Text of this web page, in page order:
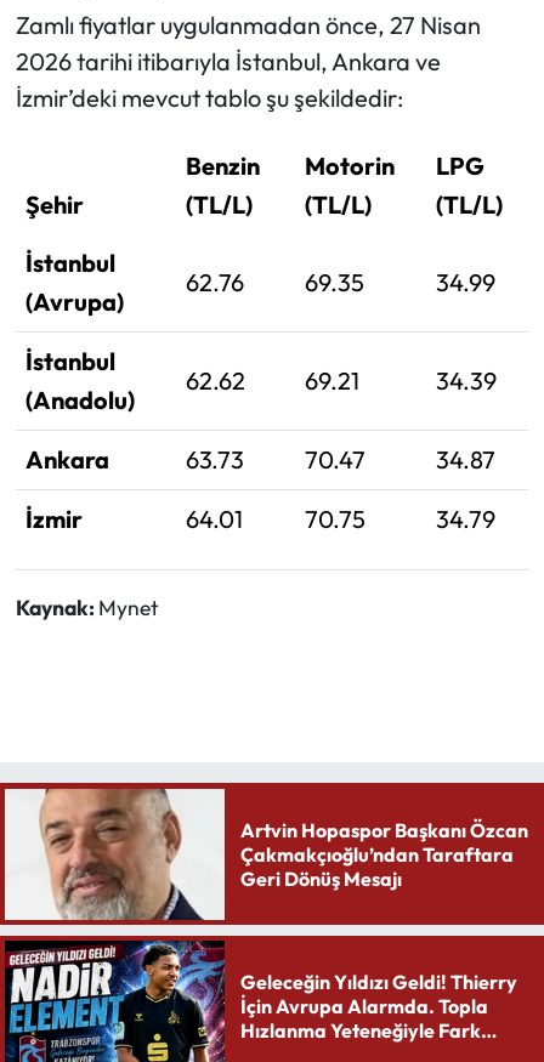
Zamlı fiyatlar uygulanmadan önce, 27 Nisan
2026 tarihi itibarıyla İstanbul, Ankara ve
İzmir’deki mevcut tablo şu şekildedir:
Şehir
Benzin
(TL/L)
Motorin
(TL/L)
LPG
(TL/L)
İstanbul
(Avrupa)
62.76 69.35 34.99
İstanbul
(Anadolu)
62.62 69.21 34.39
Ankara 63.73 70.47
34.87
İzmir
64.01 70.75 34.79
Kaynak: Mynet
Artvin Hopaspor Başkanı Özcan
Çakmakçıoğlu’ndan Taraftara
Geri Dönüş Mesajı
Geleceğin Yıldızı Geldi! Thierry
İçin Avrupa Alarmda. Topla
Hızlanma Yeteneğiyle Fark